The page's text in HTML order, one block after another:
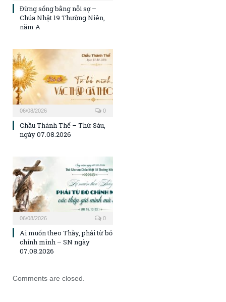
Đừng sống bằng nỗi sợ –
Chúa Nhật 19 Thường Niên,
năm A
06/08/2026 0
Chầu Thánh Thể – Thứ Sáu,
ngày 07.08.2026
06/08/2026 0
Ai muốn theo Thầy, phải từ bỏ
chính mình – SN ngày
07.08.2026
Comments are closed.